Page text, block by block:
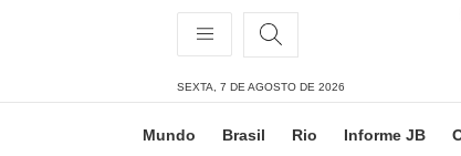
SEXTA, 7 DE AGOSTO DE 2026
Mundo Brasil Rio Informe JB